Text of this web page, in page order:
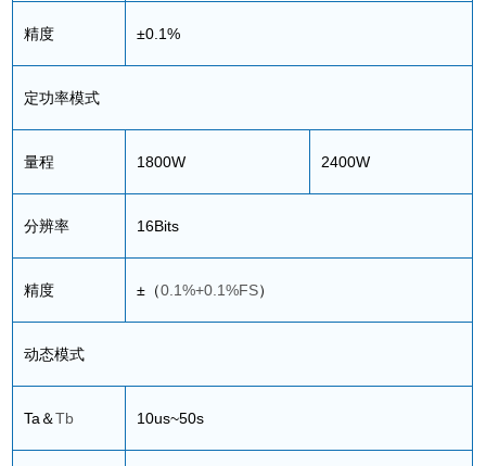
精度 ±0.1%
定功率模式
量程 1800W 2400W
分辨率 16Bits
精度 ± （0.1%+0.1%FS）
动态模式
Ta ＆Tb 10us~50s